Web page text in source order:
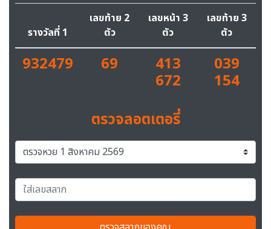
รางวัลที่ 1
เลขท้าย 2
ตัว
เลขหน้า 3
ตัว
เลขท้าย 3
ตัว
932479 69 413
672
039
154
ตรวจลอตเตอรี่